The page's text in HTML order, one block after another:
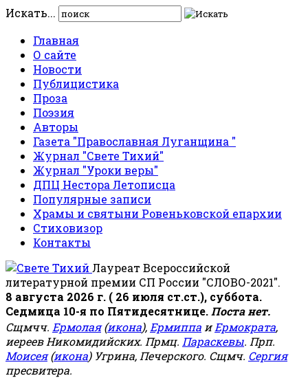
Искать...
Главная
О сайте
Новости
Публицистика
Проза
Поэзия
Авторы
Газета "Православная Луганщина "
Журнал "Свете Тихий"
Журнал "Уроки веры"
ДПЦ Нестора Летописца
Популярные записи
Храмы и святыни Ровеньковской епархии
Стиховизор
Контакты
Лауреат Всероссийской
литературной премии СП России "СЛОВО-2021".
8 августа 2026 г. ( 26 июля ст.ст.), суббота.
Седмица 10-я по Пятидесятнице. Поста нет.
Сщмчч. Ермолая(икона), Ермиппа иЕрмократа,
иереев Никомидийских. Прмц. Параскевы. Прп.
Моисея(икона) Угрина, Печерского. Сщмч. Сергия
пресвитера.